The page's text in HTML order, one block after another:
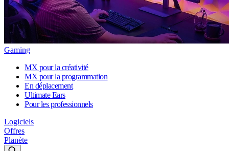
Gaming
MX pour la créativité
MX pour la programmation
En déplacement
Ultimate Ears
Pour les professionnels
Logiciels
Offres
Planète